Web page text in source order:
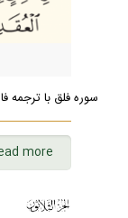
سوره فلق با ترجمه
more